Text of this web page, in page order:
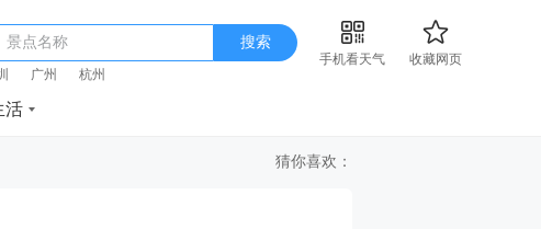
景点名称 搜索
手机看天气
收藏网页
广州 杭州
活
猜你喜欢：